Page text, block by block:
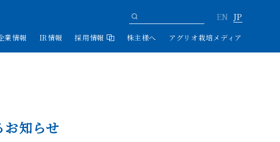
EN JP
業情報 IR情報 採用情報 株主様へ アグリオ栽培メディア
お知らせ